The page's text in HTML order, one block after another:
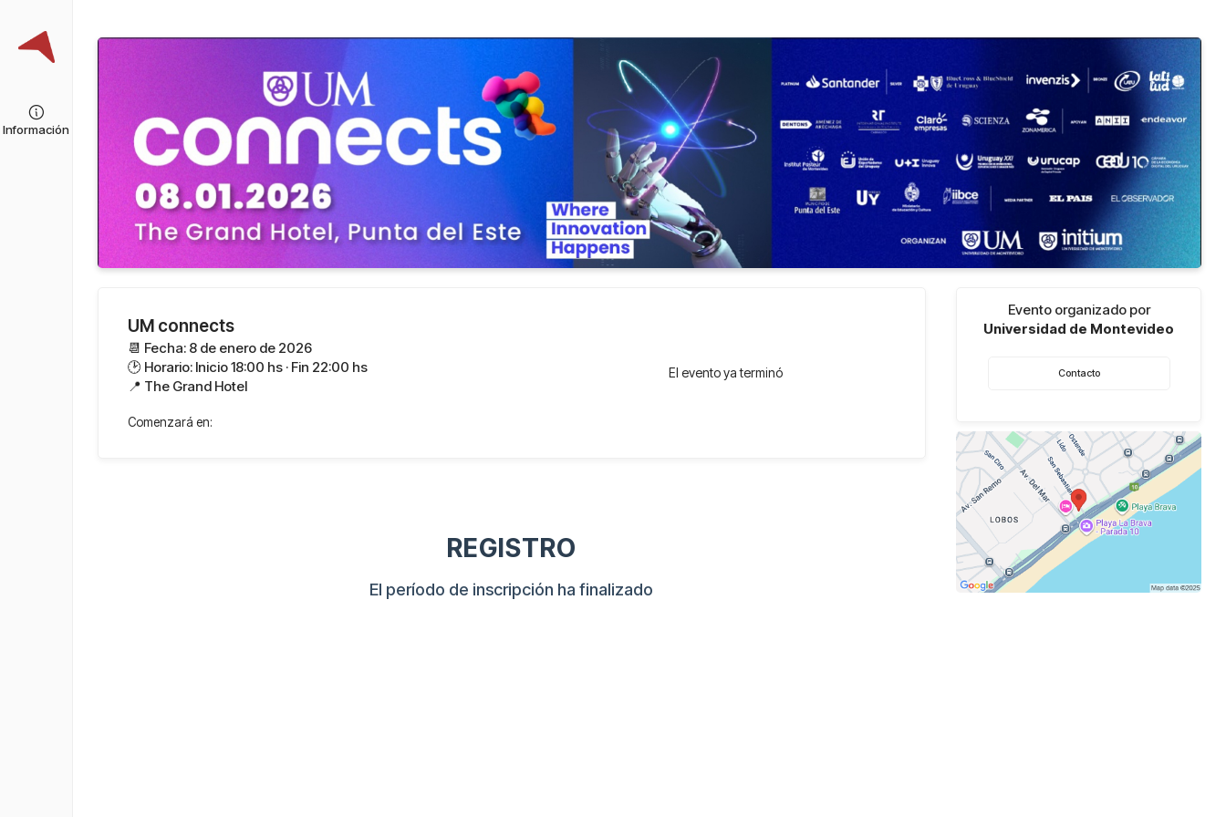
Información
UM connects
📆 Fecha: 8 de enero de 2026
🕑 Horario: Inicio 18:00 hs · Fin 22:00 hs
📍 The Grand Hotel
Comenzará en:
El evento ya terminó
REGISTRO
El período de inscripción ha finalizado
Evento organizado por
Universidad de Montevideo
Contacto